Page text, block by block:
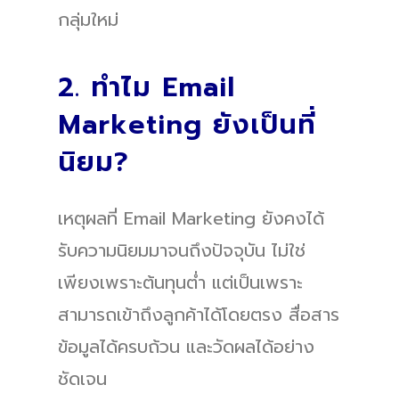
กลุ่มใหม่
2. ทำไม Email
Marketing ยังเป็นที่
นิยม?
เหตุผลที่ Email Marketing ยังคงได้
รับความนิยมมาจนถึงปัจจุบัน ไม่ใช่
เพียงเพราะต้นทุนต่ำ แต่เป็นเพราะ
สามารถเข้าถึงลูกค้าได้โดยตรง สื่อสาร
ข้อมูลได้ครบถ้วน และวัดผลได้อย่าง
ชัดเจน